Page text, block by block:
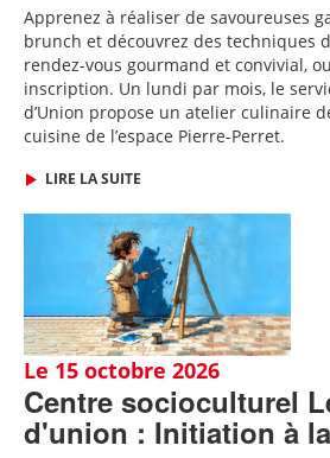
Apprenez à réaliser de savoureuses
brunch et découvrez des techniques
rendez-vous gourmand et convivial,
inscription. Un lundi par mois, le
d’Union propose un atelier culinaire
cuisine de l’espace Pierre-Perret.
LIRE LA SUITE
Le 15 octobre 2026
Centre socioculturel
d'union : Initiation à